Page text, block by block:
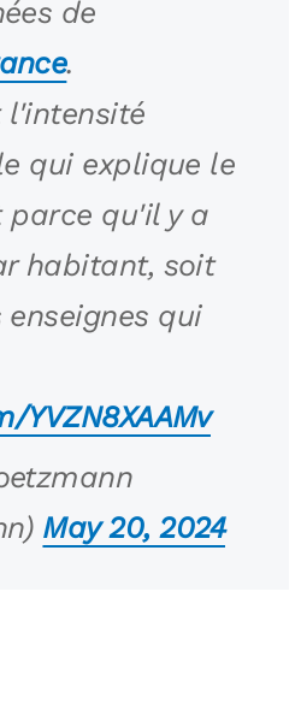
de
.
l'intensité
qui explique le
qu'il y a
habitant, soit
qui
YVZN8XAAMv
May 20, 2024